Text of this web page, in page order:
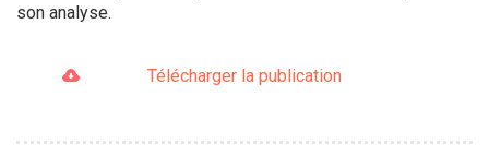
son analyse.
Télécharger la publication